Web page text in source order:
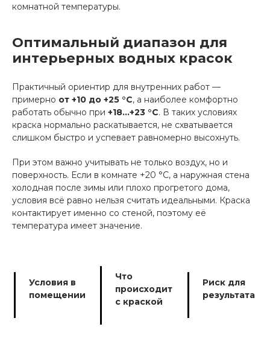
комнатной температуры.
Оптимальный диапазон для
интерьерных водных красок
Практичный ориентир для внутренних работ —
примерно от +10 до +25 °C, а наиболее комфортно
работать обычно при +18…+23 °C. В таких условиях
краска нормально раскатывается, не схватывается
слишком быстро и успевает равномерно высохнуть.
При этом важно учитывать не только воздух, но и
поверхность. Если в комнате +20 °C, а наружная стена
холодная после зимы или плохо прогретого дома,
условия всё равно нельзя считать идеальными. Краска
контактирует именно со стеной, поэтому её
температура имеет значение.
Условия в
помещении
Что
происходит
с краской
Риск для
результата